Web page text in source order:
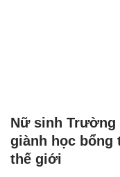
Nữ sinh Trường
giành học bổng
thế giới